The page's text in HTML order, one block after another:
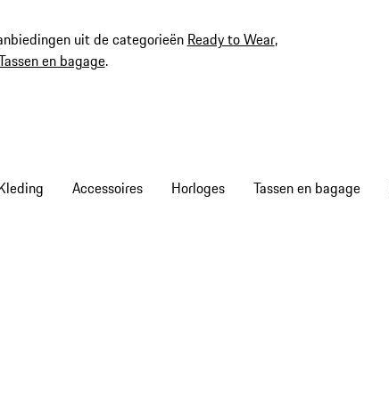
uit de categorieën Ready to Wear,
en bagage.
Accessoires Horloges Tassen en bagage